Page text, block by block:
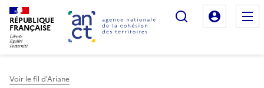
RÉPUBLIQUE
FRANÇAISE
Rechercher
Mon
Voir le fil d'Ariane